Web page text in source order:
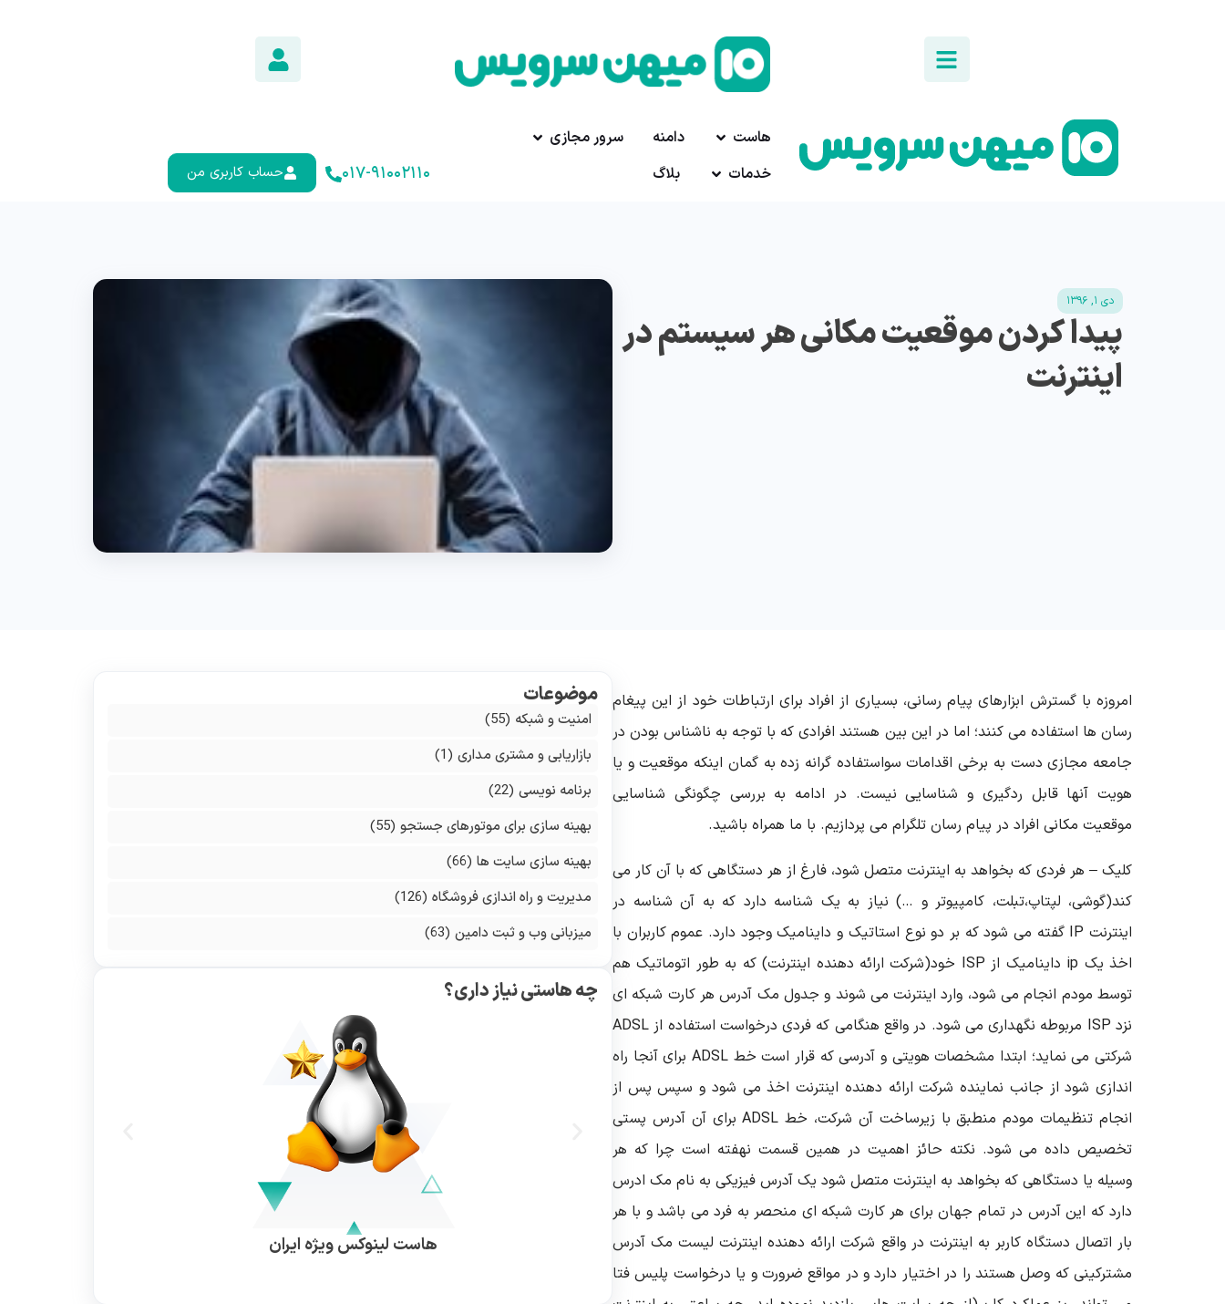
هاست دامنه
سرور مجازی
خدمات
بلاگ ۰۱۷-۹۱۰۰۲۱۱۰ حساب کاربری من
دی ۱, ۱۳۹۶
پیدا کردن موقعیت مکانی هر سیستم در
اینترنت
امروزه با گسترش ابزارهای پیام رسانی، بسیاری از افراد برای ارتباطات خود از این پیغام
رسان ها استفاده می کنند؛ اما در این بین هستند افرادی که با توجه به ناشناس بودن در
جامعه مجازی دست به برخی اقدامات سواستفاده گرانه زده به گمان اینکه موقعیت و یا
هویت آنها قابل ردگیری و شناسایی نیست. در ادامه به بررسی چگونگی شناسایی
موقعیت مکانی افراد در پیام رسان تلگرام می پردازیم. با ما همراه باشید.
کلیک – هر فردی که بخواهد به اینترنت متصل شود، فارغ از هر دستگاهی که با آن کار می
کند(گوشی، لپتاپ،تبلت، کامپیوتر و …) نیاز به یک شناسه دارد که به آن شناسه در
اینترنت IP گفته می شود که بر دو نوع استاتیک و داینامیک وجود دارد. عموم کاربران با
اخذ یک ip داینامیک از ISP خود(شرکت ارائه دهنده اینترنت) که به طور اتوماتیک هم
توسط مودم انجام می شود، وارد اینترنت می شوند و جدول مک آدرس هر کارت شبکه ای
نزد ISP مربوطه نگهداری می شود. در واقع هنگامی که فردی درخواست استفاده از ADSL
شرکتی می نماید؛ ابتدا مشخصات هویتی و آدرسی که قرار است خط ADSL برای آنجا راه
اندازی شود از جانب نماینده شرکت ارائه دهنده اینترنت اخذ می شود و سپس پس از
انجام تنظیمات مودم منطبق با زیرساخت آن شرکت، خط ADSL برای آن آدرس پستی
تخصیص داده می شود. نکته حائز اهمیت در همین قسمت نهفته است چرا که هر
وسیله یا دستگاهی که بخواهد به اینترنت متصل شود یک آدرس فیزیکی به نام مک ادرس
دارد که این آدرس در تمام جهان برای هر کارت شبکه ای منحصر به فرد می باشد و با هر
بار اتصال دستگاه کاربر به اینترنت در واقع شرکت ارائه دهنده اینترنت لیست مک آدرس
مشترکینی که وصل هستند را در اختیار دارد و در مواقع ضرورت و یا درخواست پلیس فتا
موضوعات
امنیت و شبکه (55)
بازاریابی و مشتری مداری (1)
برنامه نویسی (22)
بهینه سازی برای موتورهای جستجو (55)
بهینه سازی سایت ها (66)
مدیریت و راه اندازی فروشگاه (126)
میزبانی وب و ثبت دامین (63)
چه هاستی نیاز داری؟
هاست لینوکس ویژه ایران